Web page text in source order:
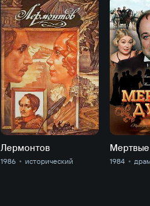
Лермонтов
1986 исторический 1984